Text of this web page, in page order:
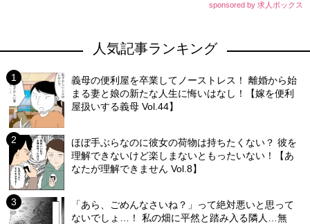
sponsored by 求人ボックス
人気記事ランキング
義母の便利屋を卒業してノーストレス！ 離婚から始
まる妻と娘の新たな人生に悔いはなし！【嫁を便利
屋扱いする義母 Vol.44】
ほぼ手ぶらなのに彼女の荷物は持ちたくない？ 彼を
理解できないけど楽しまないともったいない！【あ
なたが理解できません Vol.8】
「あら、ごめんなさいね？」って絶対悪いと思って
ないでしょ…！ 私の畑に平然と踏み入る隣人…無